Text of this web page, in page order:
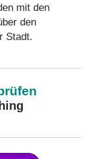
mit den
den
Stadt.